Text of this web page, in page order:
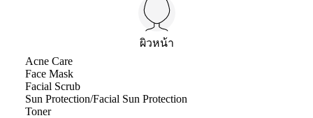
ผิวหน้า
Acne Care
Face Mask
Facial Scrub
Sun Protection/Facial Sun Protection
Toner